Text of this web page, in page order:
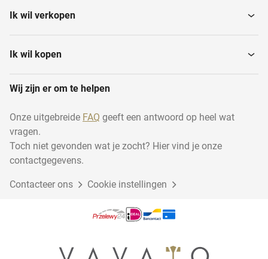
Ik wil verkopen
Ik wil kopen
Wij zijn er om te helpen
Onze uitgebreide FAQ geeft een antwoord op heel wat
vragen.
Toch niet gevonden wat je zocht? Hier vind je onze
contactgegevens.
Contacteer ons Cookie instellingen